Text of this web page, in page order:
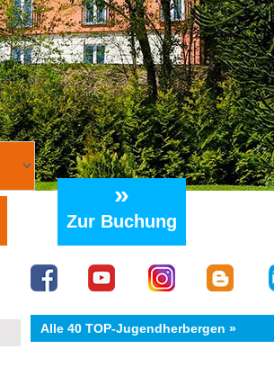
»
Zur Buchung
Alle 40 TOP-Jugendherbergen »